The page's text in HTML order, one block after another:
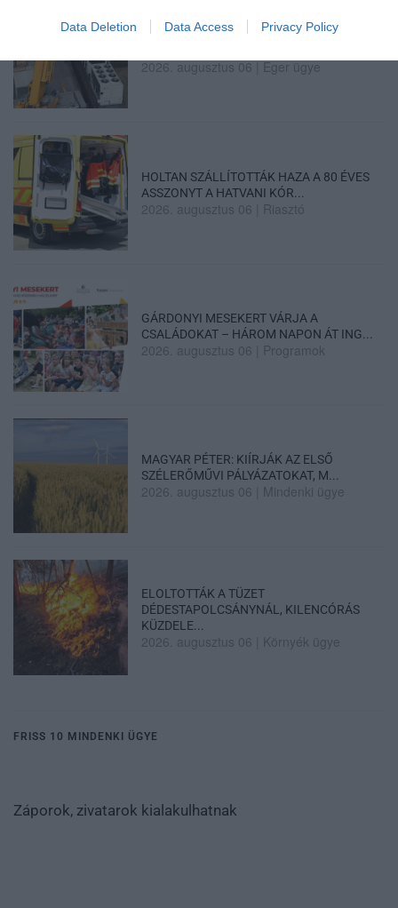
Data Deletion Data Access Privacy Policy
ÚJ HŰTŐRENDSZER A MARKHOT FERENC
2026. augusztus 06 Eger ügye
HOLTAN SZÁLLÍTOTTÁK HAZA A 80 ÉVES
ASSZONYT A HATVANI KÓR...
2026. augusztus 06 Riasztó
GÁRDONYI MESEKERT VÁRJA A
CSALÁDOKAT – HÁROM NAPON ÁT ING...
2026. augusztus 06 Programok
MAGYAR PÉTER: KIÍRJÁK AZ ELSŐ
SZÉLERŐMŰVI PÁLYÁZATOKAT, M...
2026. augusztus 06 Mindenki ügye
ELOLTOTTÁK A TÜZET
DÉDESTAPOLCSÁNYNÁL, KILENCÓRÁS
KÜZDELE...
2026. augusztus 06 Környék ügye
FRISS 10 MINDENKI ÜGYE
Záporok, zivatarok kialakulhatnak